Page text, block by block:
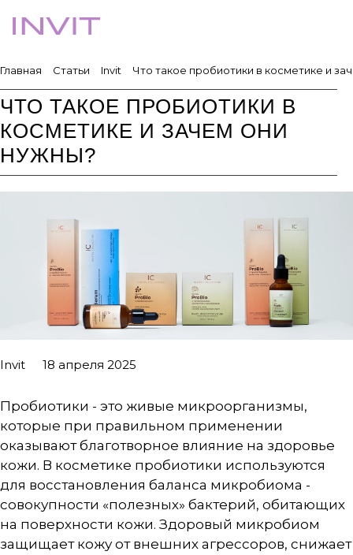
Главная Статьи Invit Что такое пробиотики в косметике и
ЧТО ТАКОЕ ПРОБИОТИКИ В
КОСМЕТИКЕ И ЗАЧЕМ ОНИ
НУЖНЫ?
Invit 18 апреля 2025
Пробиотики - это живые микроорганизмы,
которые при правильном применении
оказывают благотворное влияние на здоровье
кожи. В косметике пробиотики используются
для восстановления баланса микробиома -
совокупности «полезных» бактерий, обитающих
на поверхности кожи. Здоровый микробиом
защищает кожу от внешних агрессоров, снижает